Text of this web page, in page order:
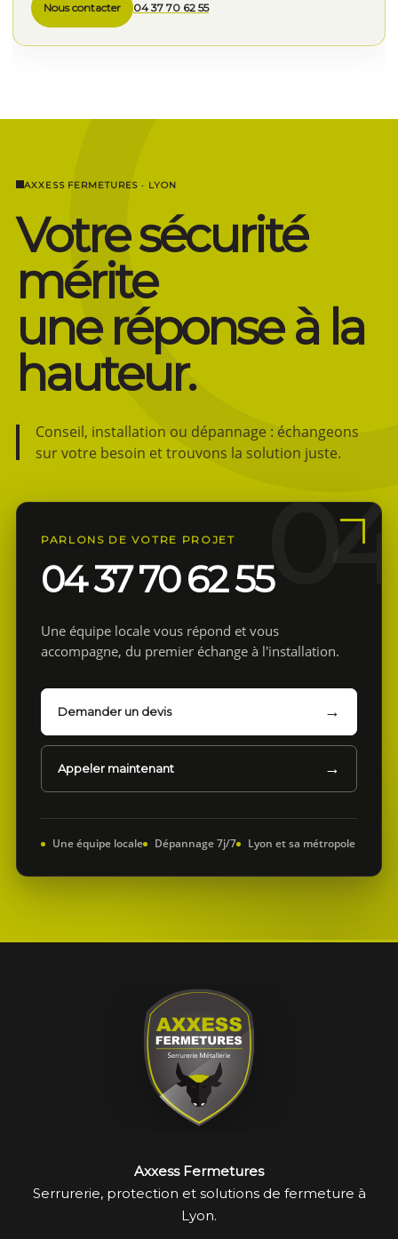
Nous contacter 04 37 70 62 55
AXXESS FERMETURES · LYON
Votre sécurité
mérite
une réponse à la
hauteur.
Conseil, installation ou dépannage : échangeons
sur votre besoin et trouvons la solution juste.
PARLONS DE VOTRE PROJET
04 37 70 62 55
Une équipe locale vous répond et vous
accompagne, du premier échange à l'installation.
Demander un devis
Appeler maintenant
Une équipe locale Dépannage 7j/7 Lyon et sa métropole
Axxess Fermetures
Serrurerie, protection et solutions de fermeture à
Lyon.